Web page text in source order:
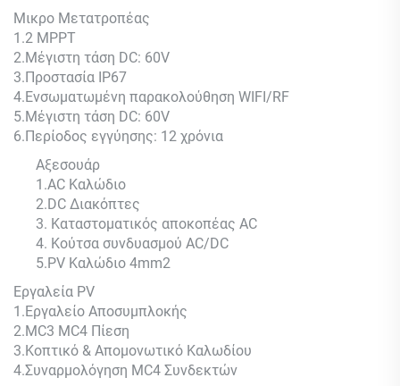
Μικρο Μετατροπέας
1.2 MPPT
2.Μέγιστη τάση DC: 60V
3.Προστασία IP67
4.Ενσωματωμένη παρακολούθηση WIFI/RF
5.Μέγιστη τάση DC: 60V
6.Περίοδος εγγύησης: 12 χρόνια
Αξεσουάρ
1.AC Καλώδιο
2.DC Διακόπτες
3. Καταστοματικός αποκοπέας AC
4. Κούτσα συνδυασμού AC/DC
5.PV Καλώδιο 4mm2
Εργαλεία PV
1.Εργαλείο Αποσυμπλοκής
2.MC3 MC4 Πίεση
3.Κοπτικό & Απομονωτικό Καλωδίου
4.Συναρμολόγηση MC4 Συνδεκτών